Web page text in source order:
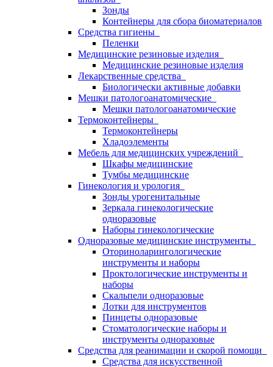
Зонды
Контейнеры для сбора биоматериалов
Средства гигиены
Пеленки
Медицинские резиновые изделия
Медицинские резиновые изделия
Лекарственные средства
Биологически активные добавки
Мешки патологоанатомические
Мешки патологоанатомические
Термоконтейнеры
Термоконтейнеры
Хладоэлементы
Мебель для медицинских учреждений
Шкафы медицинские
Тумбы медицинские
Гинекология и урология
Зонды урогенитальные
Зеркала гинекологические
одноразовые
Наборы гинекологические
Одноразовые медицинские инструменты
Оториноларингологические
инструменты и наборы
Проктологические инструменты и
наборы
Скальпели одноразовые
Лотки для инструментов
Пинцеты одноразовые
Стоматологические наборы и
инструменты одноразовые
Средства для реанимации и скорой помощи
Средства для искусственной